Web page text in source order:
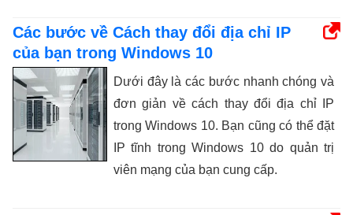
Các bước về Cách thay đổi địa chỉ IP
của bạn trong Windows 10
Dưới đây là các bước nhanh chóng và
đơn giản về cách thay đổi địa chỉ IP
trong Windows 10. Bạn cũng có thể đặt
IP tĩnh trong Windows 10 do quản trị
viên mạng của bạn cung cấp.